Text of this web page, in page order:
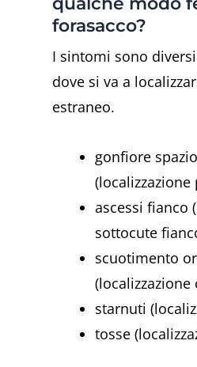
forasacco?
I sintomi sono
dove si va a
estraneo.
gonfiore
(localizzazione
ascessi fianco
sottocute
scuotimento
(localizzazione
starnuti
tosse